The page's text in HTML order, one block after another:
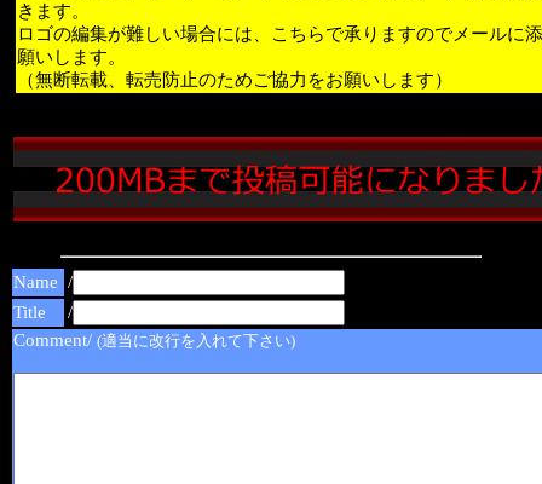
きます。
ロゴの編集が難しい場合には、こちらで承りますのでメールに
願いします。
（無断転載、転売防止のためご協力をお願いします）
Name /
Title
/
Comment/ (適当に改行を入れて下さい)